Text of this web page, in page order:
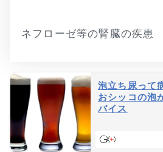
ネフローゼ等の腎臓の疾患
泡立ち尿って
おシッコの泡
バイス